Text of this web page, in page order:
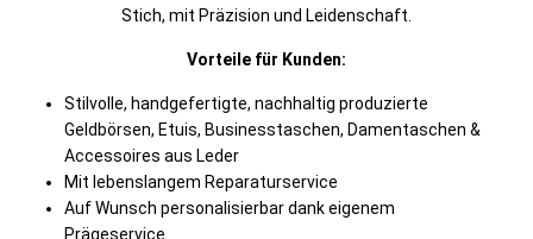
Stich, mit Präzision und Leidenschaft.
Vorteile für Kunden:
Stilvolle, handgefertigte, nachhaltig produzierte
Geldbörsen, Etuis, Businesstaschen, Damentaschen &
Accessoires aus Leder
Mit lebenslangem Reparaturservice
Auf Wunsch personalisierbar dank eigenem
Prägeservice